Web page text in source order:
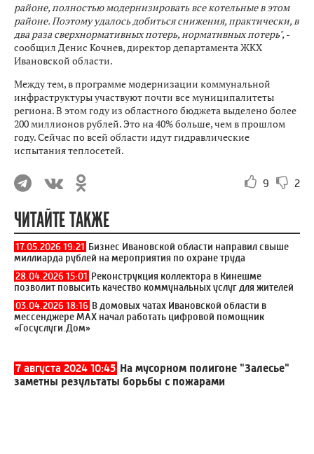
районе, полностью модернизировать все котельные в этом
районе. Поэтому удалось добиться снижения, практически, в
два раза сверхнормативных потерь, нормативных потерь", -
сообщил Денис Кочнев, директор департамента ЖКХ
Ивановской области.
Между тем, в программе модернизации коммунальной
инфраструктуры участвуют почти все муниципалитеты
региона. В этом году из областного бюджета выделено более
200 миллионов рублей. Это на 40% больше, чем в прошлом
году. Сейчас по всей области идут гидравлические
испытания теплосетей.
9 2
ЧИТАЙТЕ ТАКЖЕ
17.05.2026 19:21 Бизнес Ивановской области направил свыше
миллиарда рублей на мероприятия по охране труда
28.04.2026 15:01 Реконструкция коллектора в Кинешме
позволит повысить качество коммунальных услуг для жителей
03.04.2026 18:16 В домовых чатах Ивановской области в
мессенджере МАХ начал работать цифровой помощник
«Госуслуги.Дом»
7 августа 2024 10:45 На мусорном полигоне "Залесье"
заметны результаты борьбы с пожарами